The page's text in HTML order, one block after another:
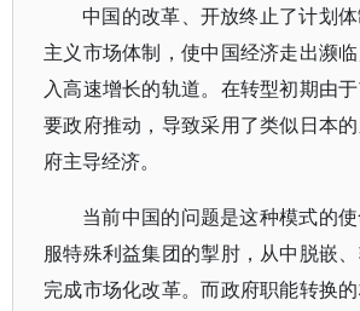
中国的改革、开放终止了计划
主义市场体制，使中国经济走出濒
入高速增长的轨道。在转型初期由
要政府推动，导致采用了类似日本
府主导经济。
当前中国的问题是这种模式的
服特殊利益集团的掣肘，从中脱嵌、
完成市场化改革。而政府职能转换